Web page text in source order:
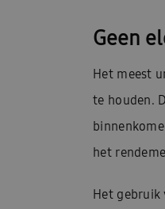
Geen
Het meest
te houden.
het
Het gebruik